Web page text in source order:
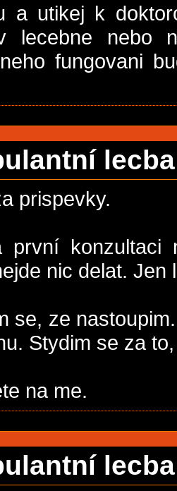
a utikej k
lecebne nebo
fungovani
prispevky.
první konzultaci
nic delat. Jen
se, ze
Stydim se za
na me.